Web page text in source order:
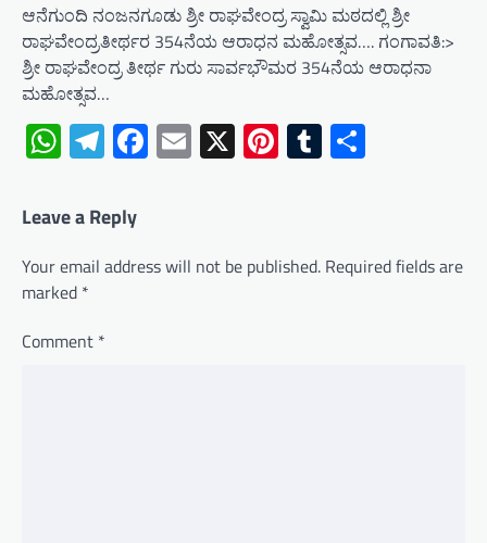
ಆನೆಗುಂದಿ ನಂಜನಗೂಡು ಶ್ರೀ ರಾಘವೇಂದ್ರ ಸ್ವಾಮಿ ಮಠದಲ್ಲಿ ಶ್ರೀ
ರಾಘವೇಂದ್ರತೀರ್ಥರ 354ನೆಯ ಆರಾಧನ ಮಹೋತ್ಸವ…. ಗಂಗಾವತಿ:>
ಶ್ರೀ ರಾಘವೇಂದ್ರ ತೀರ್ಥ ಗುರು ಸಾರ್ವಭೌಮರ 354ನೆಯ ಆರಾಧನಾ
ಮಹೋತ್ಸವ…
WhatsApp
Telegram
Facebook
Email
X Pinterest
Tumblr
Leave a Reply
Your email address will not be published. Required fields are
marked *
Comment *